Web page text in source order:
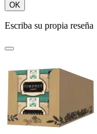
OK
Escriba su propia reseña